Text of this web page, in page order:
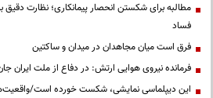
مطالبه برای شکستن انحصار پیمانکاری؛ نظارت دقیق
فساد
فرق است میان مجاهدان در میدان و ساکتین
فرمانده نیروی هوایی ارتش: در دفاع از ملت ایران
این دیپلماسی نمایشی، شکست خورده است/